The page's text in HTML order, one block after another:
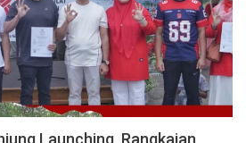
Launching Rangkaian